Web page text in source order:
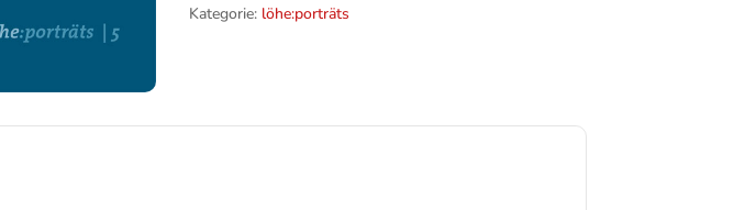
Diakonissenleben
Kategorie: löhe:porträts